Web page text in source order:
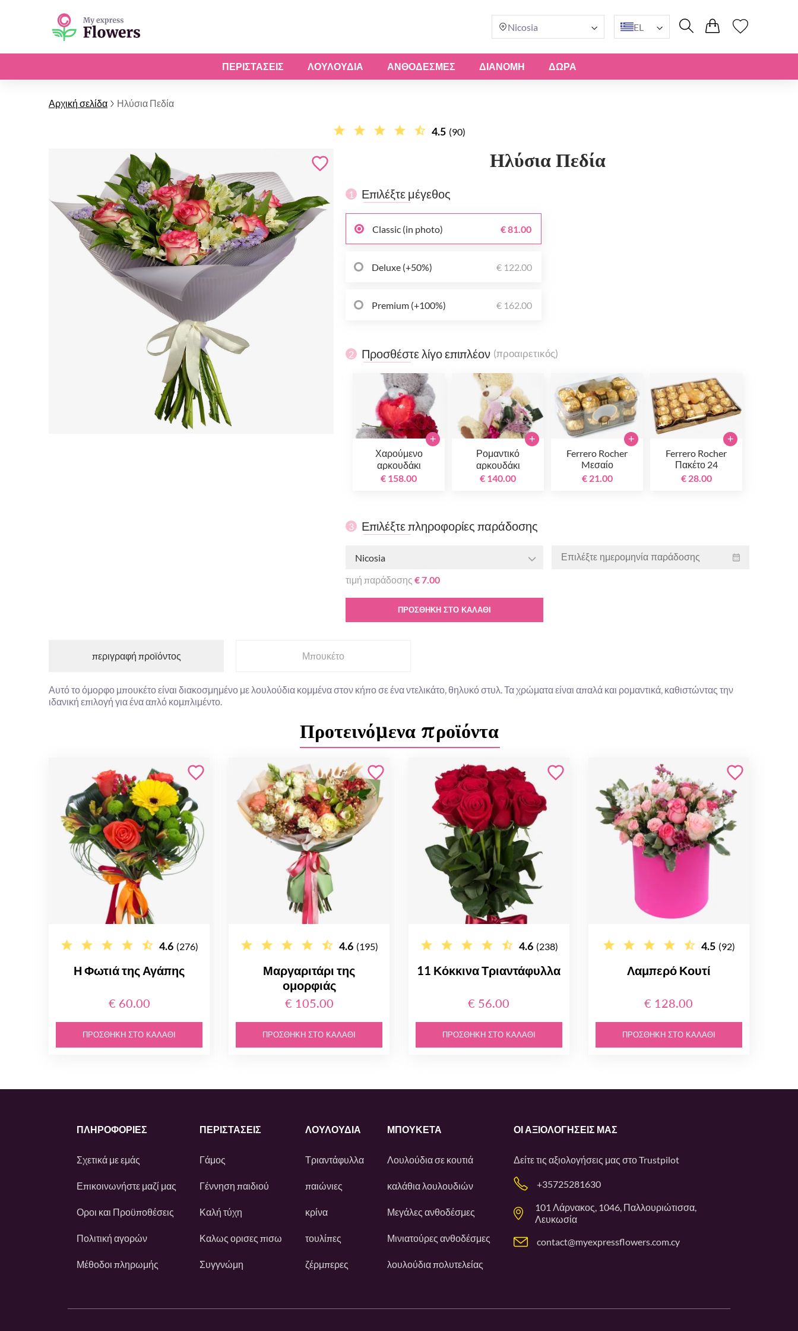
Nicosia EL
ΠΕΡΙΣΤΆΣΕΙΣ ΛΟΥΛΟΎΔΙΑ ΑΝΘΟΔΈΣΜΕΣ ΔΙΑΝΟΜΗ ΔΏΡΑ
Αρχική σελίδα Ηλύσια Πεδία
4.5 (90)
Ηλύσια Πεδία
1 Επιλέξτε μέγεθος
Classic (in photo) € 81.00
Deluxe (+50%) € 122.00
Premium (+100%) € 162.00
2 Προσθέστε λίγο επιπλέον (προαιρετικός)
Χαρούμενο
αρκουδάκι
€ 158.00
+
Ρομαντικό
αρκουδάκι
€ 140.00
+
Ferrero Rocher
Mεσαίο
€ 21.00
+
Ferrero Rocher
Πακέτο 24
τεμαχίων
€ 28.00
+
3 Επιλέξτε πληροφορίες παράδοσης
Nicosia
τιμή παράδοσης€ 7.00
ΠΡΟΣΘΉΚΗ ΣΤΟ ΚΑΛΆΘΙ
περιγραφή προϊόντος Μπουκέτο
Αυτό το όμορφο μπουκέτο είναι διακοσμημένο με λουλούδια κομμένα στον κήπο σε ένα ντελικάτο, θηλυκό στυλ. Τα χρώματα είναι απαλά και ρομαντικά, καθιστώντας την
ιδανική επιλογή για ένα απλό κομπλιμέντο.
Προτεινόμενα προϊόντα
4.6 (276)
Η Φωτιά της Αγάπης
€ 60.00
ΠΡΟΣΘΉΚΗ ΣΤΟ ΚΑΛΆΘΙ
4.6 (195)
Μαργαριτάρι της
ομορφιάς
€ 105.00
ΠΡΟΣΘΉΚΗ ΣΤΟ ΚΑΛΆΘΙ
4.6 (238)
11 Κόκκινα Τριαντάφυλλα
€ 56.00
ΠΡΟΣΘΉΚΗ ΣΤΟ ΚΑΛΆΘΙ
4.5 (92)
Λαμπερό Κουτί
€ 128.00
ΠΡΟΣΘΉΚΗ ΣΤΟ ΚΑΛΆΘΙ
ΠΛΗΡΟΦΟΡΙΕΣ
Σχετικά με εμάς
Επικοινωνήστε μαζί μας
Οροι και Προϋποθέσεις
Πολιτική αγορών
Μέθοδοι πληρωμής
ΠΕΡΙΣΤΆΣΕΙΣ
Γάμος
Γέννηση παιδιού
Καλή τύχη
Καλως ορισες πισω
Συγγνώμη
ΛΟΥΛΟΎΔΙΑ
Τριαντάφυλλα
παιώνιες
κρίνα
τουλίπες
ζέρμπερες
ΜΠΟΥΚΕΤΑ
Λουλούδια σε κουτιά
καλάθια λουλουδιών
Μεγάλες ανθοδέσμες
Μινιατούρες ανθοδέσμες
λουλούδια πολυτελείας
ΟΙ ΑΞΙΟΛΟΓΉΣΕΙΣ ΜΑΣ
Δείτε τις αξιολογήσεις μας στοTrustpilot
+35725281630
101 Λάρνακος, 1046, Παλλουριώτισσα,
Λευκωσία
contact@myexpressflowers.com.cy